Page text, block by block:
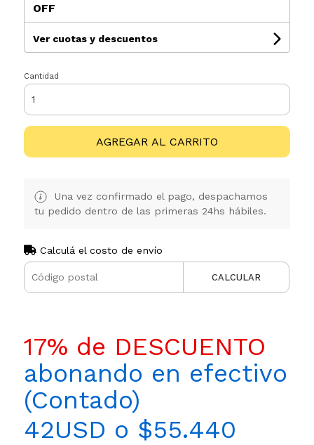
OFF
Ver cuotas y descuentos
Cantidad
AGREGAR AL CARRITO
Una vez confirmado el pago, despachamos
tu pedido dentro de las primeras 24hs hábiles.
Calculá el costo de envío
CALCULAR
17% de DESCUENTO
abonando en efectivo
(Contado)
42USD o $55.440